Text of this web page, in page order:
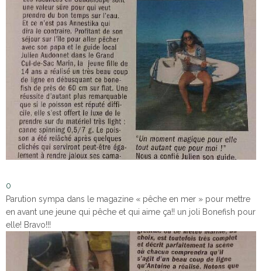
0
Parution sympa dans le magazine « pêche en mer » pour mettre
en avant une jeune qui pêche et qui aime ça!! un joli Bonefish pour
elle! Bravo!!!